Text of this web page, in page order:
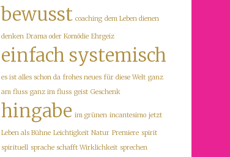
bewusst coaching dem Leben dienen
denken Drama oder Komödie Ehrgeiz
einfach systemisch
es ist alles schon da frohes neues für diese Welt ganz
am fluss ganz im fluss geist Geschenk
hingabe im grünen incantesimo jetzt
Leben als Bühne Leichtigkeit Natur Premiere spirit
spirituell sprache schafft Wirklichkeit sprechen